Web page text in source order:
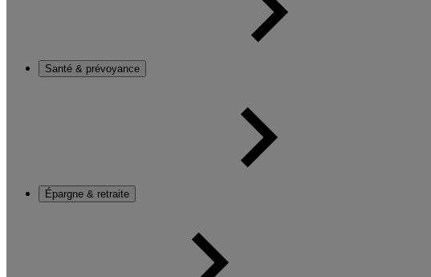
Santé & prévoyance
Épargne & retraite